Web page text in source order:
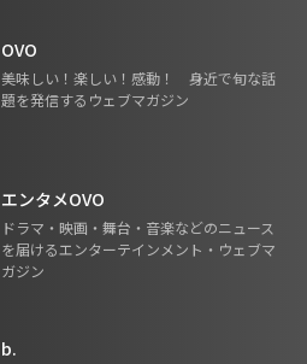
OVO
美味しい！楽しい！感動！ 身近で旬な話
題を発信するウェブマガジン
エンタメOVO
ドラマ・映画・舞台・音楽などのニュース
を届けるエンターテインメント・ウェブマ
ガジン
b.